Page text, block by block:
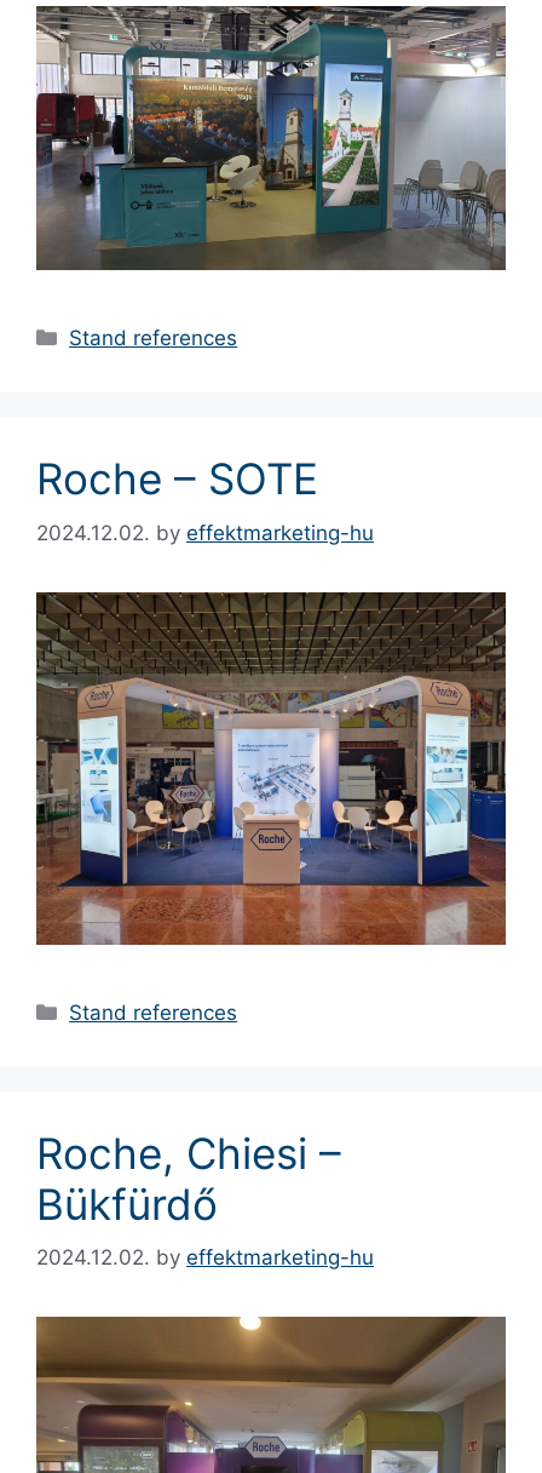
Stand references
Roche – SOTE
2024.12.02. by effektmarketing-hu
Stand references
Roche, Chiesi –
Bükfürdő
2024.12.02. by effektmarketing-hu